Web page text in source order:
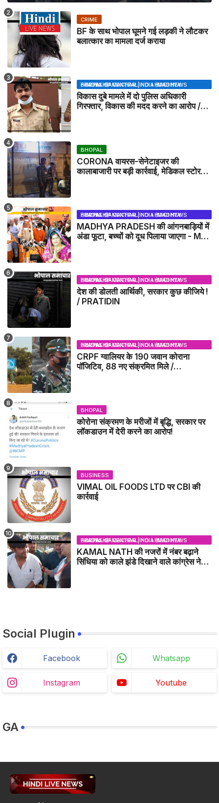
CRIME
BF के साथ भोपाल घूमने गई लड़की ने लौटकर
बलात्कार का मामला दर्ज कराया
BHOPAL SAMACHAR | NO 1 HINDI NEWS PORTAL OF CENTRAL INDIA (MADHYA PRADESH)
विकास दुबे मामले में दो पुलिस अधिकारी
गिरफ्तार, विकास की मदद करने का आरोप /
BHOPAL
CORONA वायरस-सेनेटाइजर की
कालाबाजारी पर बड़ी कार्रवाई, मेडिकल स्टोर
BHOPAL SAMACHAR | NO 1 HINDI NEWS PORTAL OF CENTRAL INDIA (MADHYA PRADESH)
MADHYA PRADESH की आंगनबाड़ियों में
अंडा फूटा, बच्चों को दूध पिलाया जाएगा - MP
BHOPAL SAMACHAR | NO 1 HINDI NEWS PORTAL OF CENTRAL INDIA (MADHYA PRADESH)
देश की डोलती आर्थिकी, सरकार कुछ कीजिये !
/ PRATIDIN
BHOPAL SAMACHAR | NO 1 HINDI NEWS PORTAL OF CENTRAL INDIA (MADHYA PRADESH)
CRPF ग्वालियर के 190 जवान कोराना
पॉजिटिव, 88 नए संक्रमित मिले /
BHOPAL
कोरोना संक्रमण के मरीजों में बृद्धि, सरकार पर
लॉकडाउन में देरी करने का आरोप!
BUSINESS
VIMAL OIL FOODS LTD पर CBI की
कार्रवाई
BHOPAL SAMACHAR | NO 1 HINDI NEWS PORTAL OF CENTRAL INDIA (MADHYA PRADESH)
KAMAL NATH की नजरों में नंबर बढ़ाने
सिंधिया को काले झंडे दिखाने वाले कांग्रेस नेता
Social Plugin
Facebook Whatsapp
Instagram Youtube
GA